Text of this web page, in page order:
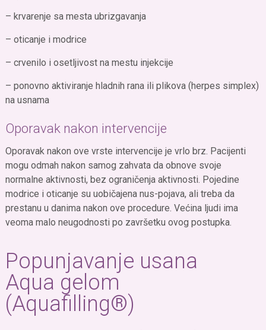
– krvarenje sa mesta ubrizgavanja
– oticanje i modrice
– crvenilo i osetljivost na mestu injekcije
– ponovno aktiviranje hladnih rana ili plikova (herpes simplex)
na usnama
Oporavak nakon intervencije
Oporavak nakon ove vrste intervencije je vrlo brz. Pacijenti
mogu odmah nakon samog zahvata da obnove svoje
normalne aktivnosti, bez ograničenja aktivnosti. Pojedine
modrice i oticanje su uobičajena nus-pojava, ali treba da
prestanu u danima nakon ove procedure. Većina ljudi ima
veoma malo neugodnosti po završetku ovog postupka.
Popunjavanje usana
Aqua gelom
(Aquafilling®)